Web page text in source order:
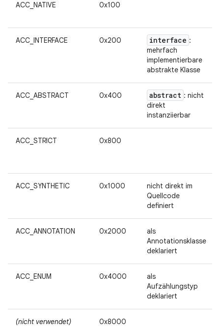
ACC_NATIVE 0x100
ACC_INTERFACE 0x200 interface :
mehrfach
implementierbare
abstrakte Klasse
ACC_ABSTRACT 0x400 abstract : nicht
direkt
instanziierbar
ACC_STRICT 0x800
ACC_SYNTHETIC 0x1000
nicht direkt im
Quellcode
definiert
ACC_ANNOTATION 0x2000
als
Annotationsklasse
deklariert
ACC_ENUM 0x4000
als
Aufzählungstyp
deklariert
(nicht verwendet) 0x8000